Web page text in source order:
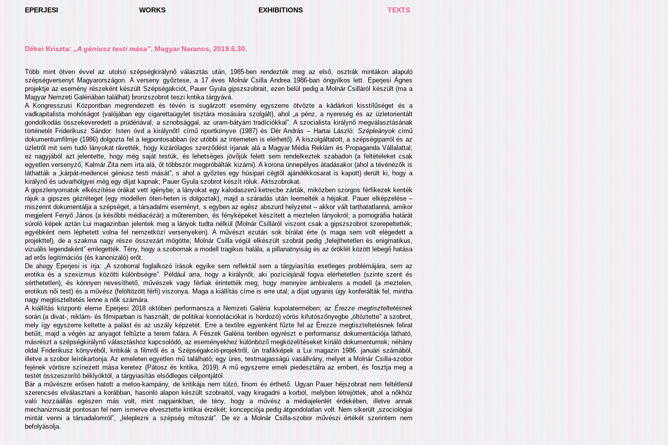
EPERJESI WORKS EXHIBITIONS TEXTS
Dékei Kriszta: „A géniusz testi mása”. Magyar Narancs, 2019.6.30.
Több mint ötven évvel az utolsó szépségkirálynő választás után, 1985-ben rendezték meg az első, osztrák mintákon alapuló
szépségversenyt Magyarországon. A verseny győztese, a 17 éves Molnár Csilla Andrea 1986-ban öngyilkos lett. Eperjesi Ágnes
projektje az esemény részeként készült Szépségakciót, Pauer Gyula gipszszobrait, ezen belül pedig a Molnár Csilláról készült (ma a
Magyar Nemzeti Galériában találhat) bronzszobrot teszi kritika tárgyává.
A Kongresszusi Központban megrendezett és tévén is sugárzott esemény egyszerre ötvözte a kádárkori kisstílűséget és a
vadkapitalista mohóságot (valójában egy cigarettaügylet tisztára mosására szolgált), ahol „a pénz, a nyereség és az üzletorientált
gondolkodás összekeveredett a prüdériával, a sznobsággal, az uram-bátyám tradíciókkal”. A szocialista királynő megválasztásának
történetét Friderikusz Sándor: Isten óvd a királynőt! című riportkönyve (1987) és Dér András – Hartai László:Szépleányokcímű
dokumentumfilmje (1986) dolgozta fel a legpontosabban (ez utóbbi az interneten is elérhető). A kiszolgáltatott, a szépségiparról és az
üzletről mit sem tudó lányokat rávették, hogy kizárólagos szerződést írjanak alá a Magyar Média Reklám és Propaganda Vállalattal;
ez nagyjából azt jelentette, hogy még saját testük, és lehetséges jövőjük felett sem rendelkeztek szabadon (a feltételeket csak
egyetlen versenyző, Kalmár Zita nem írta alá, őt többször megpróbálták kizárni). A korona ünnepélyes átadásakor (ahol a tévénézők is
láthatták a „kárpát-medencei géniusz testi mását”, s ahol a győztes egy húsipari cégtől ajándékkosarat is kapott) derült ki, hogy a
királynő és udvarhölgyei még egy díjat kapnak; Pauer Gyula szobrot készít róluk. Aktszobrokat.
A gipszlenyomatok elkészítése órákat vett igénybe; a lányokat egy kalodaszerű ketrecbe zárták, miközben szorgos férfikezek kenték
rájuk a gipszes gézréteget (egy modellen öten-heten is dolgoztak), majd a száradás után leemelték a héjakat. Pauer elképzelése –
miszerint dokumentálja a szépséget, a társadalmi eseményt, s egyben az egész abszurd helyzetet – akkor vált tarthatatlanná, amikor
megjelent Fenyő János (a későbbi médiacézár) a műteremben, és fényképeket készített a meztelen lányokról; a pornográfia határát
súroló képek aztán Lui magazinban jelentek meg a lányok tudta nélkül (Molnár Csilláról viszont csak a gipszszobrot szerepeltették;
egyébként nem léphetett volna fel nemzetközi versenyeken). A művészt ezután sok bírálat érte (s maga sem volt elégedett a
projekttel), de a szakma nagy része összezárt mögötte; Molnár Csilla végül elkészült szobrát pedig „felejthetetlen és enigmatikus,
vizuális legendaként” emlegették. Tény, hogy a szobornak a modell tragikus halála, a pillanatnyiság és az öröklét között lebegő hatása
ad erős legitimációs (és kanonizáló) erőt.
De ahogy Eperjesi is írja: „A szoborral foglalkozó írások egyike sem reflektál sem a tárgyiasítás esetleges problémájára, sem az
erotika és a szexizmus közötti különbségre”. Például arra, hogy a királynőt, aki pozíciójánál fogva elérhetetlen (szinte szent és
sérthetetlen), és könnyen nevesíthető, művészek vagy férfiak érintették meg, hogy mennyire ambivalens a modell (a meztelen,
erotikus női test) és a művész (felöltözött férfi) viszonya. Maga a kiállítás címe is erre utal; a díjat ugyanis úgy konferálták fel, mintha
nagy megtiszteltetés lenne a nők számára.
A kiállítás központi eleme Eperjesi 2018 októberi performansza a Nemzeti Galéria kupolatermében; azÉrezze megtiszteltetésnek
során (a divat-, reklám- és filmiparban is használt, de politikai konnotációkat is hordozó) vörös kifutószőnyegbe „öltöztette” a szobrot,
mely így egyszerre keltette a palást és az uszály képzetét. Erre a textilre egyenként fűzte fel az Érezze megtiszteltetésnek felirat
betűit, majd a végén az anyagot feltűzte a terem falára. A Fészek Galéria terében egyrészt e performansz dokumentációja látható,
másrészt a szépségkirálynő választáshoz kapcsolódó, az eseményekhez különböző megközelítéseket kínáló dokumentumok; néhány
oldal Friderikusz könyvéből, kritikák a filmről és a Szépségakció-projektről, ún trafikképek a Lui magazin 1986. januári számából,
illetve a szobor leírókartonja. Az emeleten egyetlen mű található; egy üres, testmagasságú vasállvány, melyet a Molnár Csilla-szobor
fejének vörösre színezett mása keretez (Pátosz és kritika, 2019). A mű egyszerre emeli piedesztálra az embert, és fosztja meg a
testét összeszorító béklyóktól, a tárgyiasítás elsődleges célpontjától.
Bár a művészre erősen hatott a metoo-kampány, de kritikája nem túlzó, finom és érthető. Ugyan Pauer héjszobrait nem feltétlenül
szerencsés elválasztani a korábban, hasonló alapon készült szobraitól, vagy kiragadni a korból, melyben létrejöttek, ahol a nőkhöz
való hozzáállás egészen más volt, mint napjainkban, de tény, hogy a művész a médiajelenlét érdekében, illetve annak
mechanizmusát pontosan fel nem ismerve elvesztette kritikai érzékét; koncepciója pedig átgondolatlan volt. Nem sikerült „szociológiai
mintát venni a társadalomról”, „leleplezni a szépség mítoszát”. De ez a Molnár Csilla-szobor művészi értékét szerintem nem
befolyásolja.